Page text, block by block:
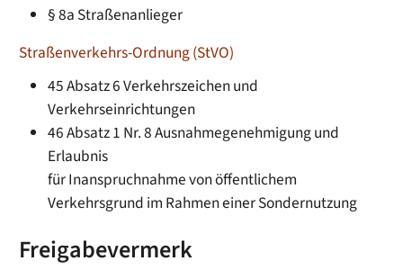
§ 8a Straßenanlieger
Straßenverkehrs-Ordnung (StVO)
45 Absatz 6 Verkehrszeichen und
Verkehrseinrichtungen
46 Absatz 1 Nr. 8 Ausnahmegenehmigung und
Erlaubnis
für Inanspruchnahme von öffentlichem
Verkehrsgrund im Rahmen einer Sondernutzung
Freigabevermerk